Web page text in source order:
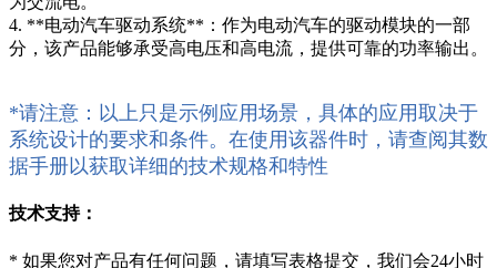
4. **电动汽车驱动系统**：作为电动汽车的驱动模块的一部
分，该产品能够承受高电压和高电流，提供可靠的功率输出。
*请注意：以上只是示例应用场景，具体的应用取决于
系统设计的要求和条件。在使用该器件时，请查阅其数
据手册以获取详细的技术规格和特性
技术支持：
* 如果您对产品有任何问题，请填写表格提交，我们会24小时